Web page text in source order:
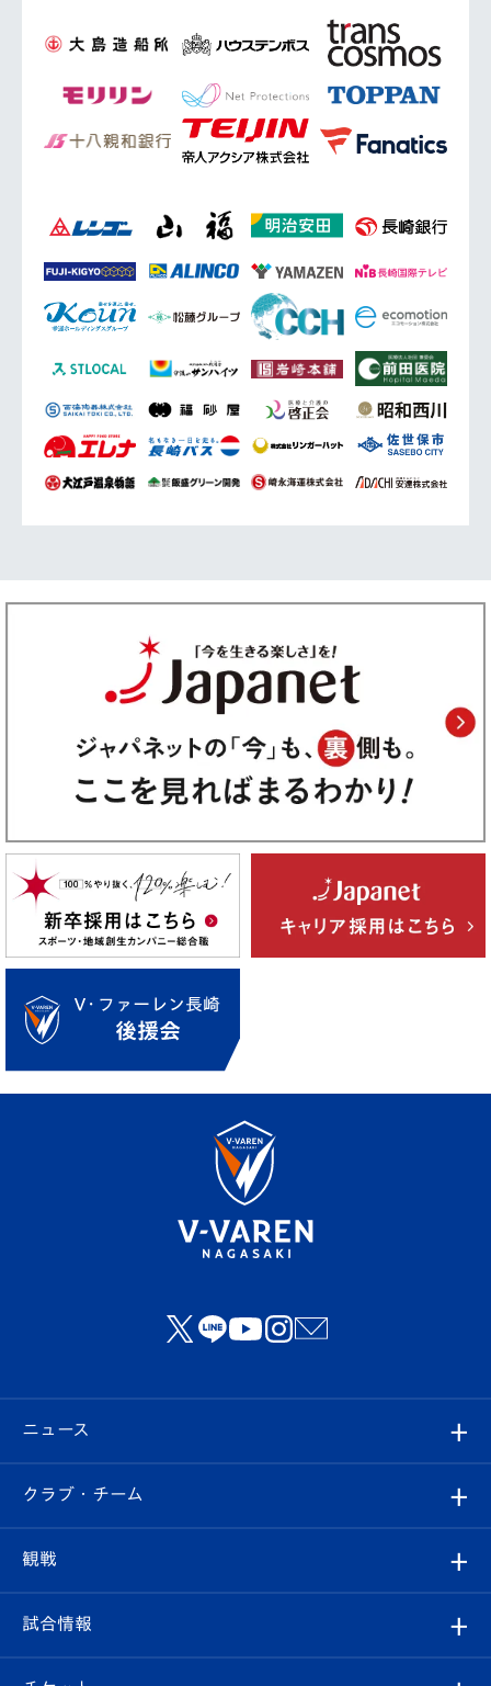
ニュース
すべて
クラブ
試合情報
クラブ・チーム
クラブ概要
観戦
観戦ルール
試合情報